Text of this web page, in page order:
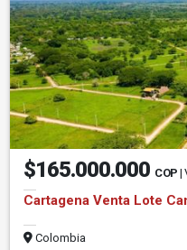
$165.000.000 COP |
Cartagena Venta Lote
Colombia